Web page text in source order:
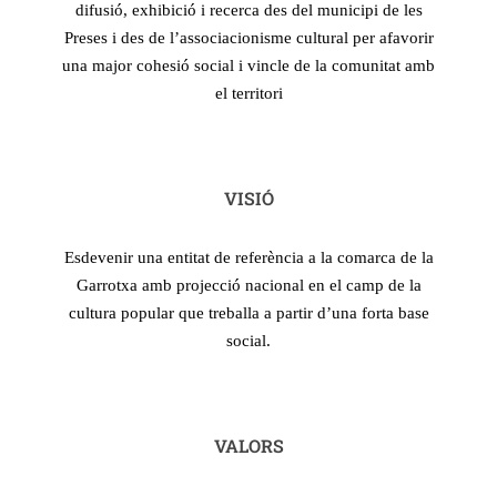
difusió, exhibició i recerca des del municipi de les
Preses i des de l’associacionisme cultural per afavorir
una major cohesió social i vincle de la comunitat amb
el territori
VISIÓ
Esdevenir una entitat de referència a la comarca de la
Garrotxa amb projecció nacional en el camp de la
cultura popular que treballa a partir d’una forta base
social.
VALORS